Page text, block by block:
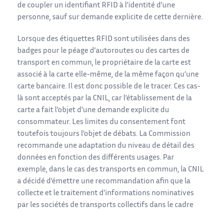
de coupler un identifiant RFID à l’identité d’une
personne, sauf sur demande explicite de cette dernière.
Lorsque des étiquettes RFID sont utilisées dans des
badges pour le péage d’autoroutes ou des cartes de
transport en commun, le propriétaire de la carte est
associé à la carte elle-même, de la même façon qu’une
carte bancaire. Il est donc possible de le tracer. Ces cas-
là sont acceptés par la CNIL, car l’établissement de la
carte a fait l’objet d’une demande explicite du
consommateur. Les limites du consentement font
toutefois toujours l’objet de débats. La Commission
recommande une adaptation du niveau de détail des
données en fonction des différents usages. Par
exemple, dans le cas des transports en commun, la CNIL
a décidé d’émettre une recommandation afin que la
collecte et le traitement d’informations nominatives
par les sociétés de transports collectifs dans le cadre